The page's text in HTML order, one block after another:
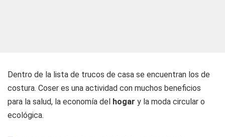
Dentro de la lista de trucos de casa se encuentran los de
costura. Coser es una actividad con muchos beneficios
para la salud, la economía del hogar y la moda circular o
ecológica.